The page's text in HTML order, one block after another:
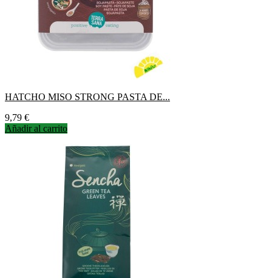
HATCHO MISO STRONG PASTA DE...
Precio
9,79 €
Añadir al carrito